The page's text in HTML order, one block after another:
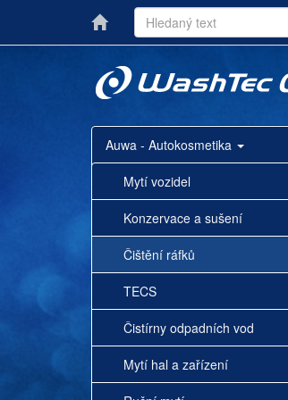
Auwa - Autokosmetika
Mytí vozidel
Konzervace a sušení
Čištění ráfků
TECS
Čistírny odpadních vod
Mytí hal a zařízení